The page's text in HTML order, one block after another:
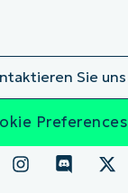
Sie uns
Preferences